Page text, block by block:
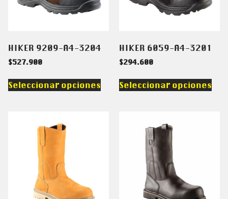
HIKER 9209-A4-3204
$527.900
Seleccionar opciones
HIKER 6059-A4-3201
$294.600
Seleccionar opciones